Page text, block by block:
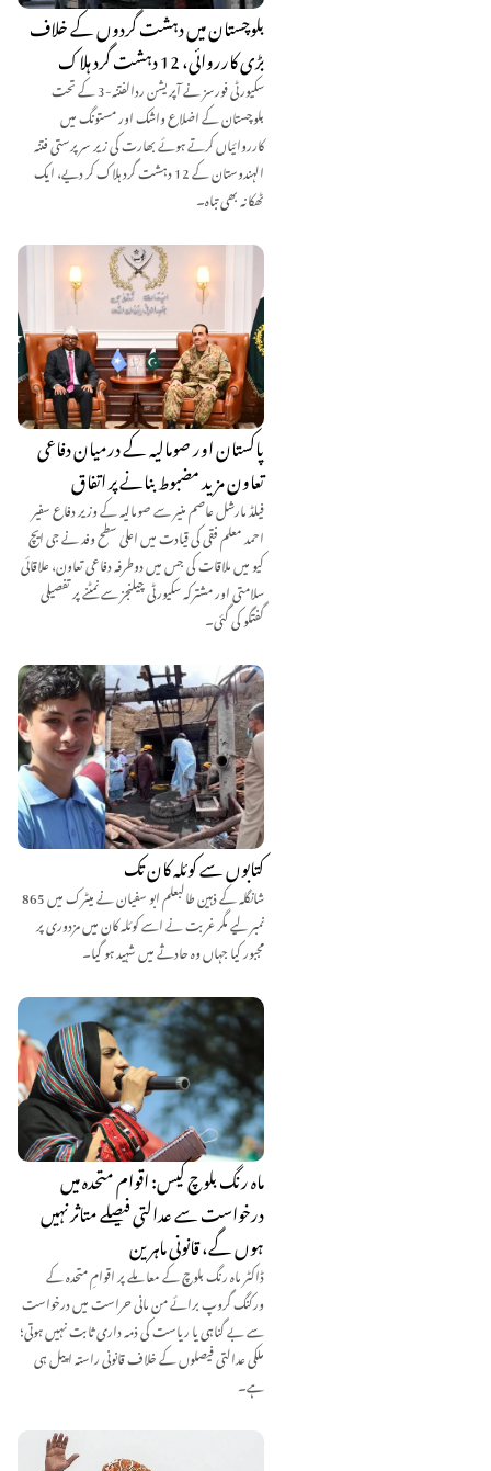
بلوچستان میں دہشت گردوں کے خلاف
بڑی کارروائی، 12 دہشت گرد ہلاک
سکیورٹی فورسز نے آپریشن ردالفتنہ-3 کے تحت
بلوچستان کے اضلاع واشک اور مستونگ میں
کارروائیاں کرتے ہوئے بھارت کی زیر سرپرستی فتنہ
الہندوستان کے 12 دہشت گرد ہلاک کر دیے، ایک
ٹھکانہ بھی تباہ۔
پاکستان اور صومالیہ کے درمیان دفاعی
تعاون مزید مضبوط بنانے پر اتفاق
فیلڈ مارشل عاصم منیر سے صومالیہ کے وزیر دفاع سفیر
احمد معلم فقی کی قیادت میں اعلیٰ سطح وفد نے جی ایچ
کیو میں ملاقات کی جس میں دوطرفہ دفاعی تعاون، علاقائی
سلامتی اور مشترکہ سکیورٹی چیلنجز سے نمٹنے پر تفصیلی
گفتگو کی گئی۔
کتابوں سے کوئلہ کان تک
شانگلہ کے ذہین طالبعلم ابو سفیان نے میٹرک میں 865
نمبر لیے مگر غربت نے اسے کوئلہ کان میں مزدوری پر
مجبور کیا جہاں وہ حادثے میں شہید ہو گیا۔
ماہ رنگ بلوچ کیس: اقوام متحدہ میں
درخواست سے عدالتی فیصلے متاثر نہیں
ہوں گے، قانونی ماہرین
ڈاکٹر ماہ رنگ بلوچ کے معاملے پر اقوامِ متحدہ کے
ورکنگ گروپ برائے من مانی حراست میں درخواست
سے بے گناہی یا ریاست کی ذمہ داری ثابت نہیں ہوتی؛
ملکی عدالتی فیصلوں کے خلاف قانونی راستہ اپیل ہی
ہے۔